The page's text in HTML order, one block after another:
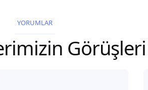
YORUMLAR
Görüşleri